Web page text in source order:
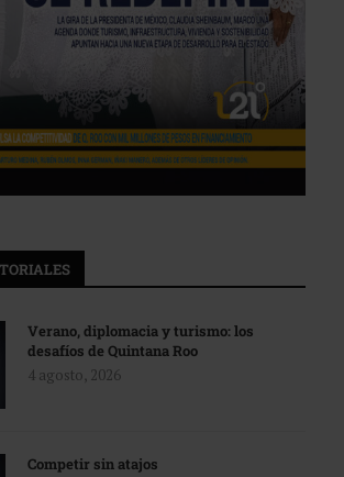
Verano, diplomacia y turismo: los
desafíos de Quintana Roo
4 agosto, 2026
Competir sin atajos